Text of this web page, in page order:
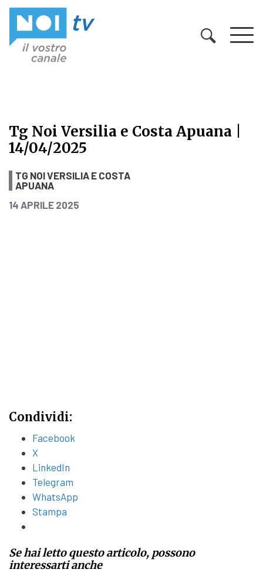
Tg Noi Versilia e Costa Apuana |
14/04/2025
Tg Noi Versilia e Costa Apuana |
TG NOI VERSILIA E COSTA
APUANA
PUBBLICATO IL
14 APRILE 2025
Condividi:
Facebook
X
LinkedIn
Telegram
WhatsApp
Stampa
Se hai letto questo articolo, possono
interessarti anche